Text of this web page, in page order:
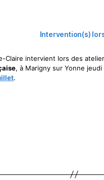
Intervention(s)
Claire intervient lors des
, à Marigny sur Yonne
.